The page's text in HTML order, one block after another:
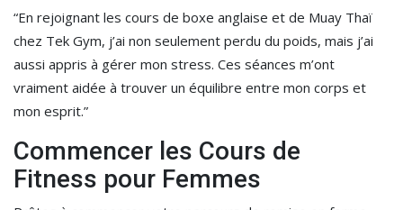
“En rejoignant les cours de boxe anglaise et de Muay Thaï
chez Tek Gym, j’ai non seulement perdu du poids, mais j’ai
aussi appris à gérer mon stress. Ces séances m’ont
vraiment aidée à trouver un équilibre entre mon corps et
mon esprit.”
Commencer les Cours de
Fitness pour Femmes